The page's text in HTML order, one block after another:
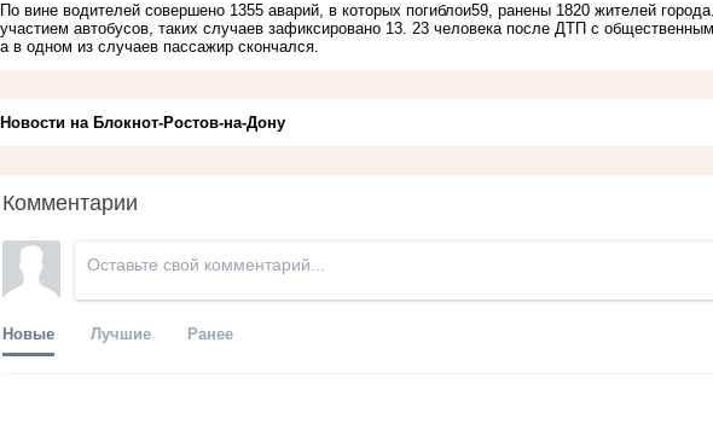
По вине водителей совершено 1355 аварий, в которых погиблои59, ранены 1820 жителей
участием автобусов, таких случаев зафиксировано 13. 23 человека после ДТП с
а в одном из случаев пассажир скончался.
Новости на Блoкнoт-Ростов-на-Дону
Комментарии
Новые Лучшие Ранее